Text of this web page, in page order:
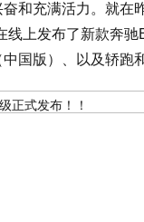
和充满活力。就在
线上发布了新款奔
国版）、以及轿跑